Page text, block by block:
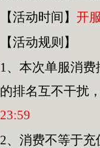
【活动时间】 开
【活动规则】
1、本次单服消费
的排名互不干扰
23:59
2、消费不等于